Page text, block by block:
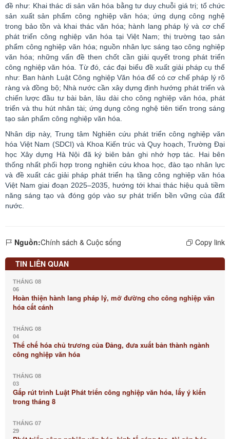
đề như: Khai thác di sản văn hóa bằng tư duy chuỗi giá trị; tổ chức
sản xuất sản phẩm công nghiệp văn hóa; ứng dụng công nghệ
trong bảo tồn và khai thác văn hóa; hành lang pháp lý và cơ chế
phát triển công nghiệp văn hóa tại Việt Nam; thị trường tạo sản
phẩm công nghiệp văn hóa; nguồn nhân lực sáng tạo công nghiệp
văn hóa; những vấn đề then chốt cần giải quyết trong phát triển
công nghiệp văn hóa. Từ đó, các đại biểu đề xuất giải pháp cụ thể
như: Ban hành Luật Công nghiệp Văn hóa để có cơ chế pháp lý rõ
ràng và đồng bộ; Nhà nước cần xây dựng định hướng phát triển và
chiến lược đầu tư bài bản, lâu dài cho công nghiệp văn hóa, phát
triển và thu hút nhân tài; ứng dụng công nghệ tiên tiến trong sáng
tạo sản phẩm công nghiệp văn hóa.
Nhân dịp này, Trung tâm Nghiên cứu phát triển công nghiệp văn
hóa Việt Nam (SDCI) và Khoa Kiến trúc và Quy hoạch, Trường Đại
học Xây dựng Hà Nội đã ký biên bản ghi nhớ hợp tác. Hai bên
thống nhất phối hợp trong nghiên cứu khoa học, đào tạo nhân lực
và đề xuất các giải pháp phát triển hạ tầng công nghiệp văn hóa
Việt Nam giai đoạn 2025–2035, hướng tới khai thác hiệu quả tiềm
năng sáng tạo và đóng góp vào sự phát triển bền vững của đất
nước.
Nguồn:Chính sách & Cuộc sống Copy link
TIN LIÊN QUAN
THÁNG 08
06
Hoàn thiện hành lang pháp lý, mở đường cho công nghiệp văn
hóa cất cánh
THÁNG 08
04
Thể chế hóa chủ trương của Đảng, đưa xuất bản thành ngành
công nghiệp văn hóa
THÁNG 08
03
Gấp rút trình Luật Phát triển công nghiệp văn hóa, lấy ý kiến
trong tháng 8
THÁNG 07
29